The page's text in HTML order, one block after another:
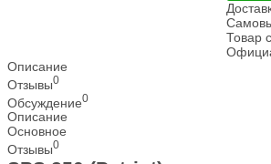
Товар
Описание
Отзывы0
Обсуждение0
Описание
Основное
Отзывы0